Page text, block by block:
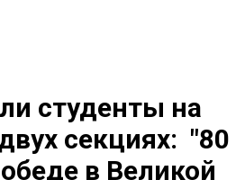
студенты на
секциях: "80
в Великой